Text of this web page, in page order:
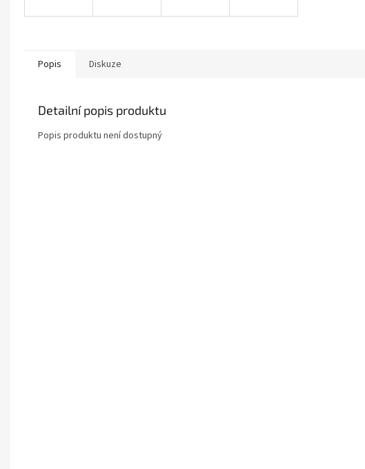
Popis Diskuze
Detailní popis produktu
Popis produktu není dostupný